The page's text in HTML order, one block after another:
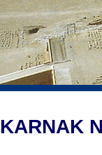
KARNAK